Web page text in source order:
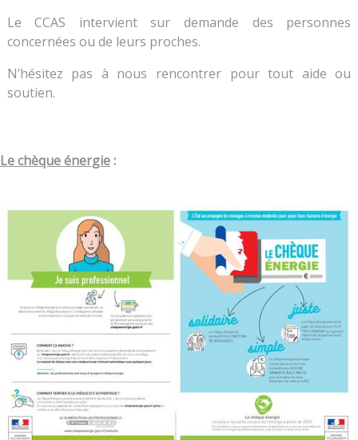
Le CCAS intervient sur demande des personnes
concernées ou de leurs proches.
N’hésitez pas à nous rencontrer pour tout aide ou
soutien.
Le chèque énergie: